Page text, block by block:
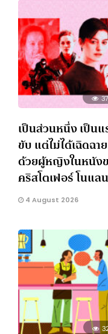
เป็นส่วนหนึ่ง เป็น
ขับ แต่ไม่ได้เฉิดฉา
ด้วยผู้หญิงในหนัง
คริสโตเฟอร์ โนแลน
4 August 2026